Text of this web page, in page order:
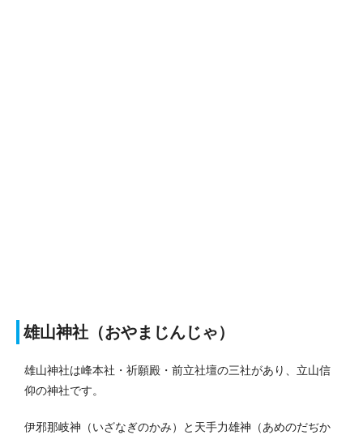
雄山神社（おやまじんじゃ）
雄山神社は峰本社・祈願殿・前立社壇の三社があり、立山信
仰の神社です。
伊邪那岐神（いざなぎのかみ）と天手力雄神（あめのだぢか